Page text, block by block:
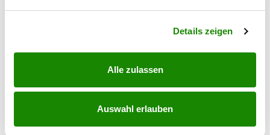
Details zeigen
Alle zulassen
Auswahl erlauben
Wohnungsmietverträgen, ausgenommen davon sind
17 Maklergesetz darauf hinweisen, dass wir auf die
Doppelmaklertätigkeit gem. § 5 Maklergesetz bei
einseitig tätig sind (bei den restlichen Vermittlungsarten
nicht) und ein wirtschaftliches Naheverhältnis zu